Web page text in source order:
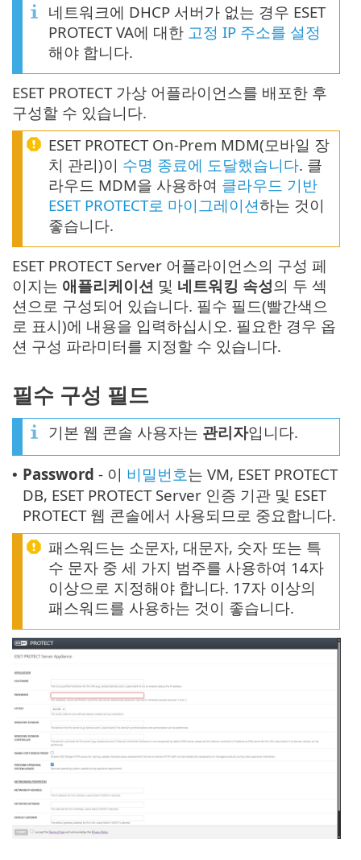
네트워크에 DHCP 서버가 없는 경우 ESET
PROTECT VA에 대한 고정 IP 주소를 설정
해야 합니다.
ESET PROTECT 가상 어플라이언스를 배포한 후
구성할 수 있습니다.
ESET PROTECT On-Prem MDM(모바일 장
치 관리)이 수명 종료에 도달했습니다. 클
라우드 MDM을 사용하여 클라우드 기반
ESET PROTECT로 마이그레이션하는 것이
좋습니다.
ESET PROTECT Server 어플라이언스의 구성 페
이지는 애플리케이션 및 네트워킹 속성의 두 섹
션으로 구성되어 있습니다. 필수 필드(빨간색으
로 표시)에 내용을 입력하십시오. 필요한 경우 옵
션 구성 파라미터를 지정할 수 있습니다.
필수 구성 필드
기본 웹 콘솔 사용자는 관리자입니다.
• Password - 이 비밀번호는 VM, ESET PROTECT
DB, ESET PROTECT Server 인증 기관 및 ESET
PROTECT 웹 콘솔에서 사용되므로 중요합니다.
패스워드는 소문자, 대문자, 숫자 또는 특
수 문자 중 세 가지 범주를 사용하여 14자
이상으로 지정해야 합니다. 17자 이상의
패스워드를 사용하는 것이 좋습니다.